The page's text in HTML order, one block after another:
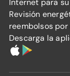
Internet para
Revisión
reembolsos
Descarga la